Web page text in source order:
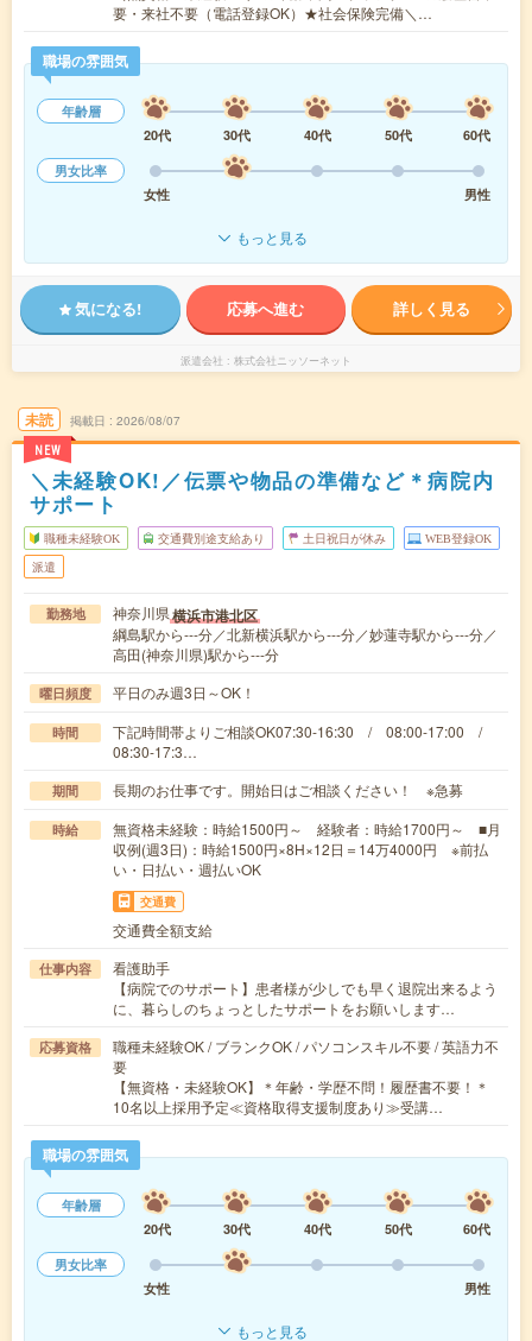
要・来社不要（電話登録OK）★社会保険完備＼…
職場の雰囲気
年齢層
20代
30代 40代 50代
60代
男女比率
女性
男性
もっと見る
気になる! 応募へ進む 詳しく見る
派遣会社 株式会社ニッソーネット
未読
NEW
掲載日 2026/08/07
＼未経験OK!／伝票や物品の準備など＊病院内
サポート
職種未経験OK 交通費別途支給あり 土日祝日が休み WEB登録OK
派遣
勤務地 神奈川県横浜市港北区
綱島駅から---分／北新横浜駅から---分／妙蓮寺駅から---分／
高田(神奈川県)駅から---分
曜日頻度 平日のみ週3日～OK！
時間
下記時間帯よりご相談OK07:30-16:30 / 08:00-17:00 /
08:30-17:3…
期間 長期のお仕事です。開始日はご相談ください！ ※急募
時給
無資格未経験：時給1500円～ 経験者：時給1700円～ ■月
収例(週3日)：時給1500円×8H×12日＝14万4000円 ※前払
い・日払い・週払いOK
交通費
交通費全額支給
仕事内容
看護助手
【病院でのサポート】患者様が少しでも早く退院出来るよう
に、暮らしのちょっとしたサポートをお願いします…
応募資格
職種未経験OK / ブランクOK / パソコンスキル不要 / 英語力不
要
【無資格・未経験OK】＊年齢・学歴不問！履歴書不要！＊
10名以上採用予定≪資格取得支援制度あり≫受講…
職場の雰囲気
年齢層
20代
30代 40代 50代
60代
男女比率
女性
男性
もっと見る